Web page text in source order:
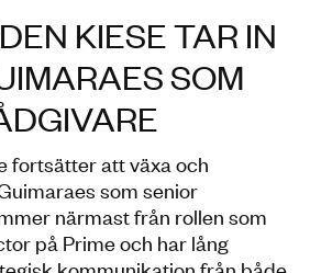
KIESE TAR IN
SOM
fortsätter att växa och
som senior
närmast från rollen som
på Prime och har lång